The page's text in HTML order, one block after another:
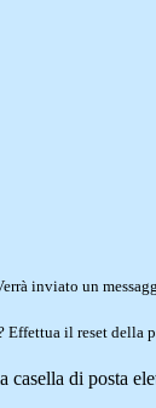
inviato un
Effettua il reset della
casella di posta